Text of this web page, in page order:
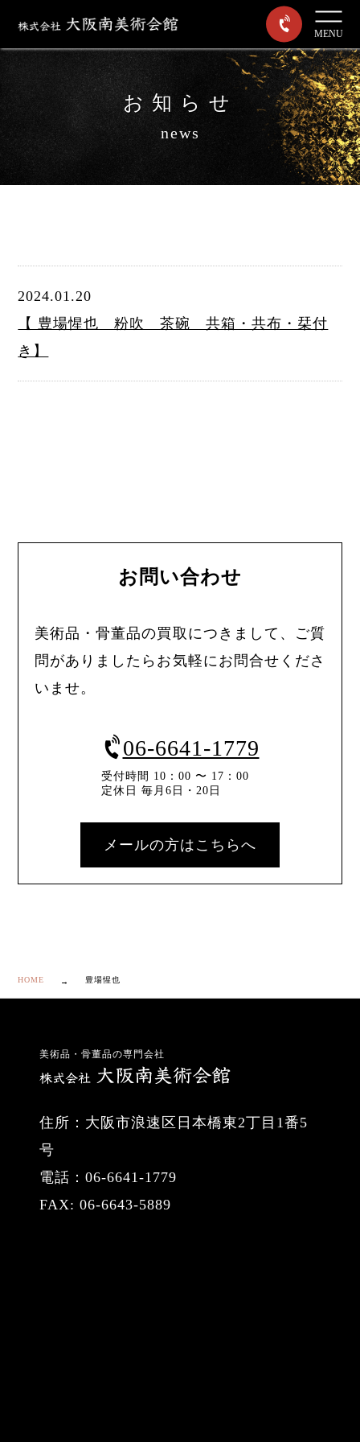
MENU
お知らせ
news
2024.01.20
【 豊場惺也 粉吹 茶碗 共箱・共布・栞付
き】
お問い合わせ
美術品・骨董品の買取につきまして、ご質
問がありましたらお気軽にお問合せくださ
いませ。
06-6641-1779
受付時間 10：00 〜 17：00
定休日 毎月6日・20日
メールの方はこちらへ
HOME 豊場惺也
美術品・骨董品の専門会社
住所：大阪市浪速区日本橋東2丁目1番5
号
電話：06-6641-1779
FAX: 06-6643-5889